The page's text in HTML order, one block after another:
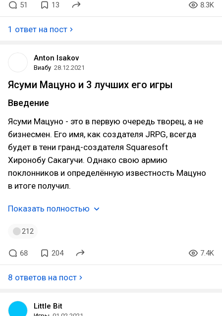
51 13 8.3K
1 ответ на пост
Anton Isakov
Виабу 28.12.2021
Ясуми Мацуно и 3 лучших его игры
Введение
Ясуми Мацуно - это в первую очередь творец, а не
бизнесмен. Его имя, как создателя JRPG, всегда
будет в тени гранд-создателя Squaresoft
Хиронобу Сакагучи. Однако свою армию
поклонников и определённую известность Мацуно
в итоге получил.
Показать полностью
212
68 204 7.4K
8 ответов на пост
Little Bit